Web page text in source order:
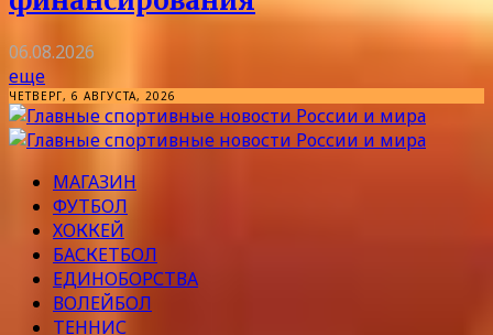
06.08.2026
еще
ЧЕТВЕРГ, 6 АВГУСТА, 2026
МАГАЗИН
ФУТБОЛ
ХОККЕЙ
БАСКЕТБОЛ
ЕДИНОБОРСТВА
ВОЛЕЙБОЛ
ТЕННИС